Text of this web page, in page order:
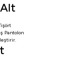
Pantolon